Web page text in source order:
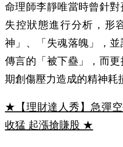
命理師李靜唯當時曾針
失控狀態進行分析，形
神」、「失魂落魄」，
傳言的「被下蠱」，而
期創傷壓力造成的精神耗
★【理財達人秀】急彈
收猛 起漲搶賺股 ★